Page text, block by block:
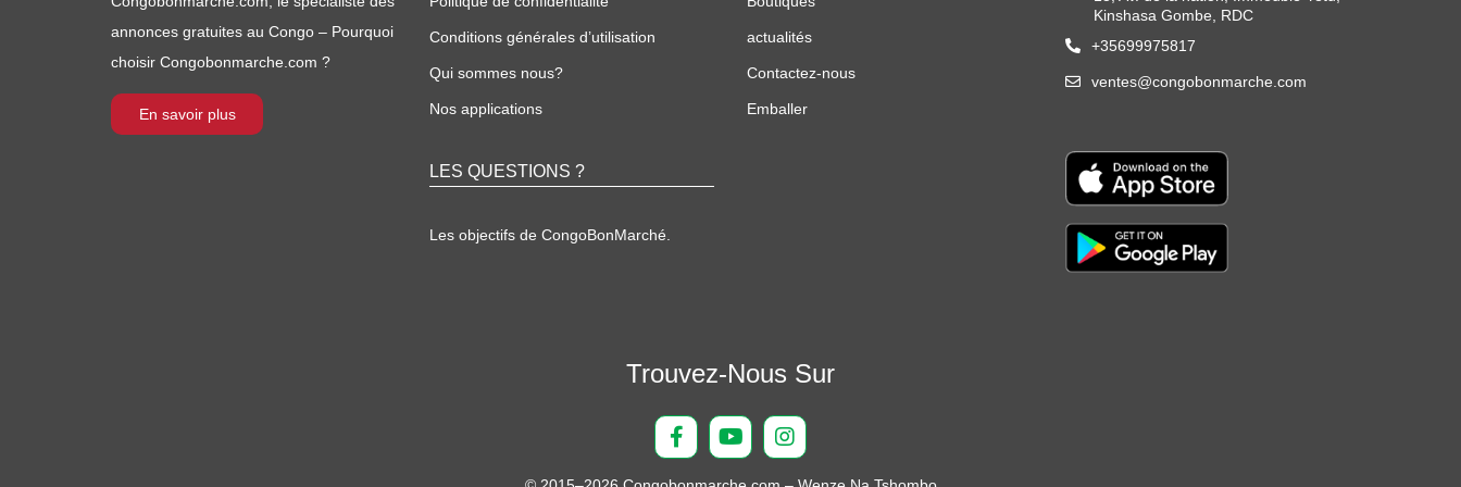
annonces gratuites au Congo – Pourquoi
choisir Congobonmarche.com ?
En savoir plus
Conditions générales d’utilisation
Qui sommes nous?
Nos applications
LES QUESTIONS ?
Les objectifs de CongoBonMarché.
actualités
Contactez-nous
Emballer
Kinshasa Gombe, RDC
+35699975817
ventes@congobonmarche.com
Trouvez-Nous Sur